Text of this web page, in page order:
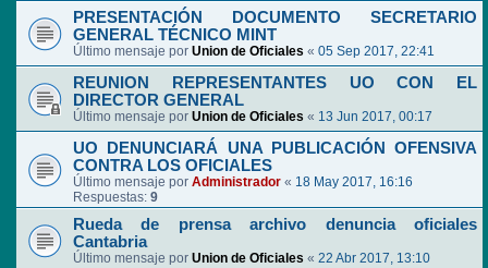
PRESENTACIÓN DOCUMENTO SECRETARIO
GENERAL TÉCNICO MINT
Último mensaje por Union de Oficiales « 05 Sep 2017, 22:41
REUNION REPRESENTANTES UO CON EL
DIRECTOR GENERAL
Último mensaje por Union de Oficiales « 13 Jun 2017, 00:17
UO DENUNCIARÁ UNA PUBLICACIÓN OFENSIVA
CONTRA LOS OFICIALES
Último mensaje por Administrador « 18 May 2017, 16:16
Respuestas: 9
Rueda de prensa archivo denuncia oficiales
Cantabria
Último mensaje por Union de Oficiales « 22 Abr 2017, 13:10